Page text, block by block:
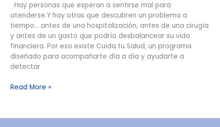
Hay personas que esperan a sentirse mal para
atenderse.Y hay otras que descubren un problema a
tiempo… antes de una hospitalización, antes de una cirugía
y antes de un gasto que podría desbalancear su vida
financiera. Por eso existe Cuida tu Salud, un programa
diseñado para acompañarte día a día y ayudarte a
detectar
Read More »